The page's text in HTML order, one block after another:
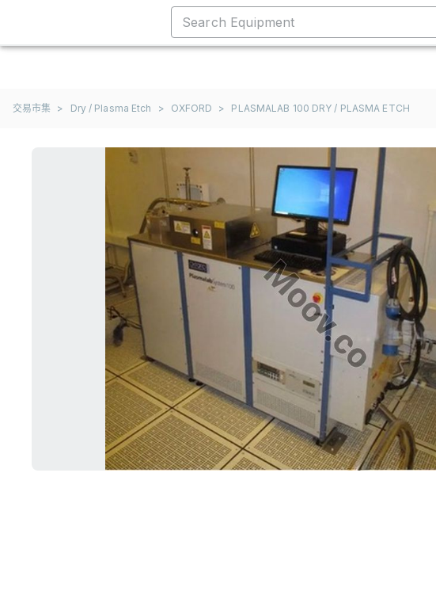
交易市集 > Dry / Plasma Etch > OXFORD > PLASMALAB 100 DRY / PLASMA ETCH